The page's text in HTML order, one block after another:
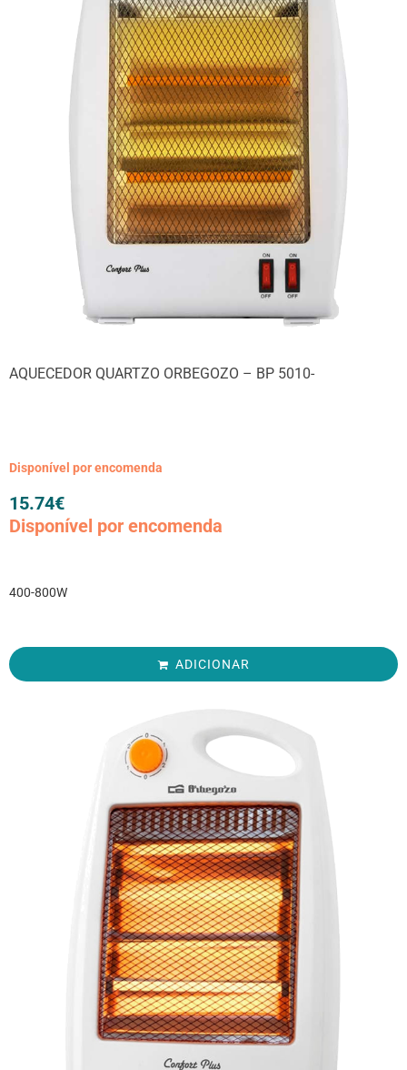
AQUECEDOR QUARTZO ORBEGOZO – BP 5010-
Disponível por encomenda
15.74€
Disponível por encomenda
400-800W
ADICIONAR